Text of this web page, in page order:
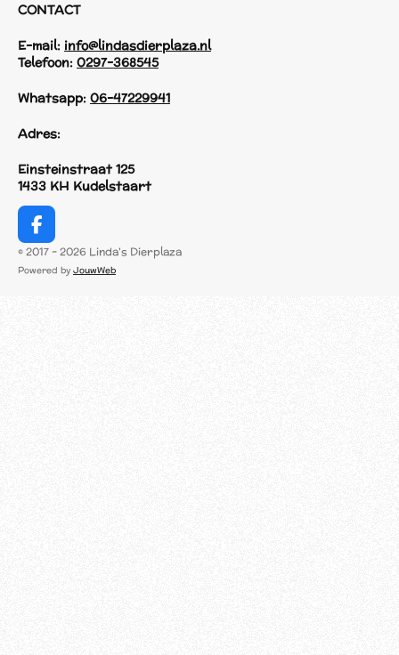
CONTACT
E-mail: info@lindasdierplaza.nl
Telefoon: 0297-368545
Whatsapp: 06-47229941
Adres:
Einsteinstraat 125
1433 KH Kudelstaart
F
a
c
© 2017 - 2026 Linda's Dierplaza
Powered by JouwWeb